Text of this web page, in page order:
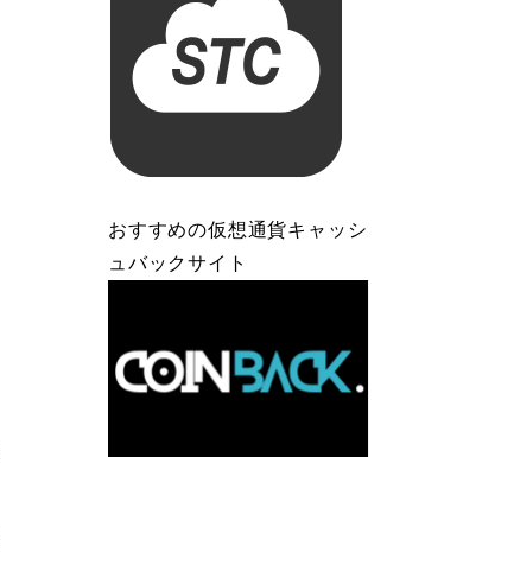
おすすめの仮想通貨キャッシ
ュバックサイト